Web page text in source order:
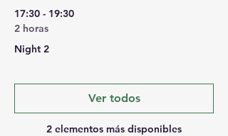
17:30 - 19:30
2 horas
Night 2
2 elementos más disponibles
Ver todos